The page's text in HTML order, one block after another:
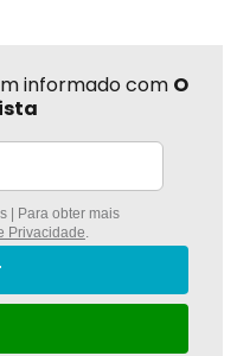
informado com O
| Para obter mais
Privacidade